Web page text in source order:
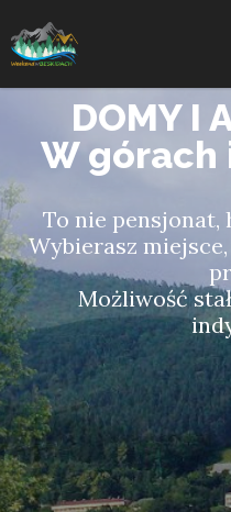
DOMY I
W górach
To nie
Wybierasz
Możliwość